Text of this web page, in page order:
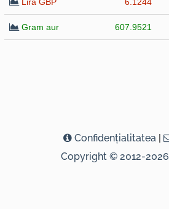
Gram aur 607.9521
Confidenţialitatea |
Copyright © 2012-2026